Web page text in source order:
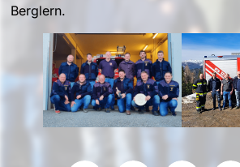
Berglern.